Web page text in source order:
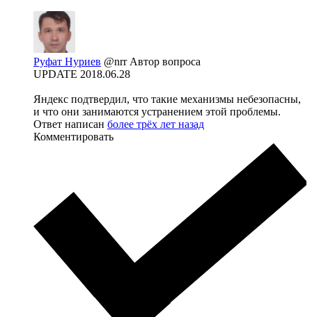
Руфат Нуриев @nrr Автор вопроса
UPDATE 2018.06.28
Яндекс подтвердил, что такие механизмы небезопасны,
и что они занимаются устранением этой проблемы.
Ответ написан более трёх лет назад
Комментировать